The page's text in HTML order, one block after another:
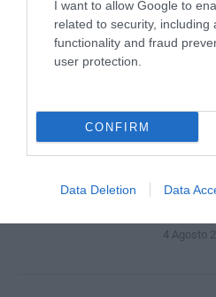
I want to allow Google to
related to security, including
functionality and fraud
user protection.
CONFIRM
Data Deletion Data
«Spin Time non è
4 Agosto